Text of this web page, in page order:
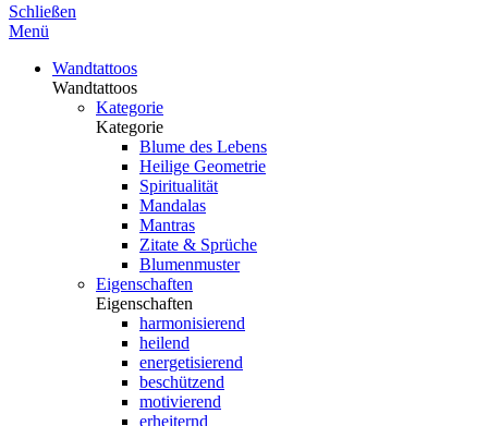
Schließen
Menü
Wandtattoos
Wandtattoos
Kategorie
Kategorie
Blume des Lebens
Heilige Geometrie
Spiritualität
Mandalas
Mantras
Zitate & Sprüche
Blumenmuster
Eigenschaften
Eigenschaften
harmonisierend
heilend
energetisierend
beschützend
motivierend
erheiternd